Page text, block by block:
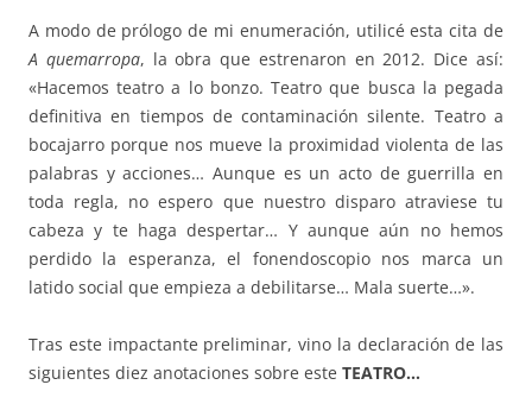
A modo de prólogo de mi enumeración, utilicé esta cita de
A quemarropa, la obra que estrenaron en 2012. Dice así:
«Hacemos teatro a lo bonzo. Teatro que busca la pegada
definitiva en tiempos de contaminación silente. Teatro a
bocajarro porque nos mueve la proximidad violenta de las
palabras y acciones… Aunque es un acto de guerrilla en
toda regla, no espero que nuestro disparo atraviese tu
cabeza y te haga despertar… Y aunque aún no hemos
perdido la esperanza, el fonendoscopio nos marca un
latido social que empieza a debilitarse… Mala suerte…».
Tras este impactante preliminar, vino la declaración de las
siguientes diez anotaciones sobre este TEATRO…